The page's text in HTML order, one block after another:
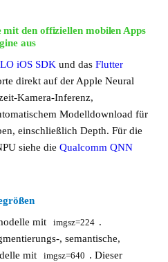
den offiziellen mobilen Apps
aus
iOS SDK und das Flutter
direkt auf der Apple Neural
Kamera-Inferenz,
Modelldownload für
einschließlich Depth. Für die
siehe die Qualcomm QNN
mit
imgsz=224 .
, semantische,
mit
imgsz=640 . Dieser